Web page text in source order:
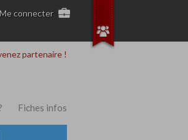
Me connecter
partenaire !
Fiches infos